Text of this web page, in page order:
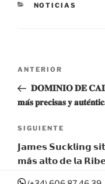
CATEGORÍAS
NOTICIAS
Navegación
entradas
Entrada
anterior:
ANTERIOR
𝐃𝐎𝐌𝐈𝐍𝐈𝐎 𝐃𝐄
𝐦𝐚́𝐬 𝐩𝐫𝐞𝐜𝐢𝐬𝐚𝐬 𝐲
Siguiente
entrada
SIGUIENTE
𝗝𝗮𝗺𝗲𝘀 𝗦𝘂𝗰𝗸𝗹𝗶𝗻𝗴
𝗺á𝘀 𝗮𝗹𝘁𝗼 𝗱𝗲 𝗹𝗮